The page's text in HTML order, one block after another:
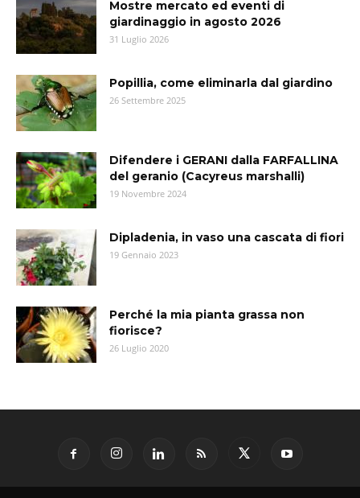
Mostre mercato ed eventi di
giardinaggio in agosto 2026
31 Luglio 2026
Popillia, come eliminarla dal giardino
26 Settembre 2025
Difendere i GERANI dalla FARFALLINA
del geranio (Cacyreus marshalli)
19 Novembre 2024
Dipladenia, in vaso una cascata di fiori
19 Gennaio 2023
Perché la mia pianta grassa non
fiorisce?
26 Luglio 2020